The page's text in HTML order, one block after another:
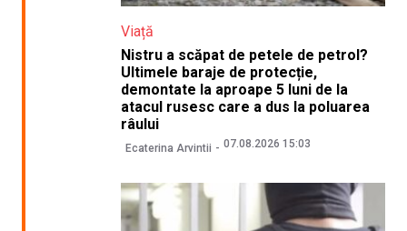
Viață
Nistru a scăpat de petele de petrol?
Ultimele baraje de protecție,
demontate la aproape 5 luni de la
atacul rusesc care a dus la poluarea
râului
Ecaterina Arvintii 07.08.2026 15:03